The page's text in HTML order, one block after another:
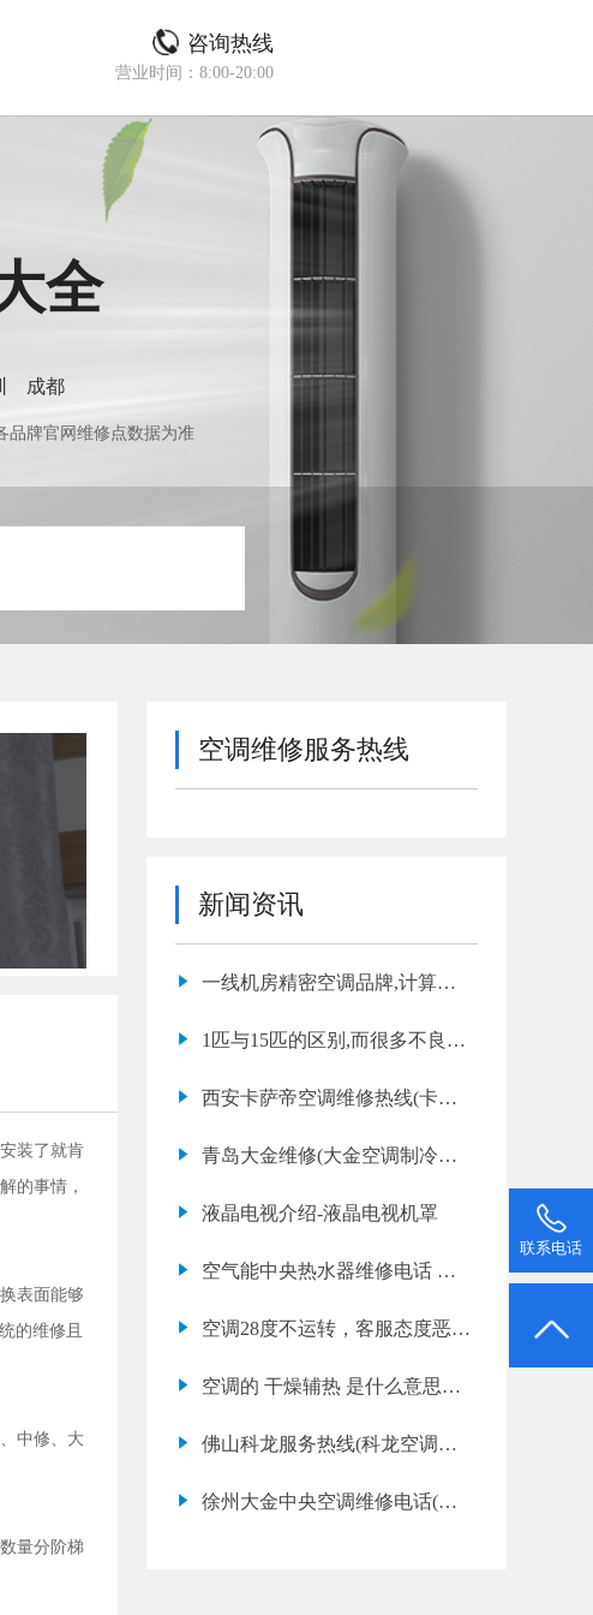
咨询热线
营业时间：8:00-20:00
全
成都
品牌官网维修点数据为准
装了就肯
的事情，
表面能够
的维修且
中修、大
量分阶梯
空调维修服务热线
新闻资讯
一线机房精密空调品牌,计算机
1匹与15匹的区别,而很多不良商
西安卡萨帝空调维修热线(卡萨
青岛大金维修(大金空调制冷效
液晶电视介绍-液晶电视机罩
空气能中央热水器维修电话 空
空调28度不运转，客服态度恶
空调的 干燥辅热 是什么意思？
佛山科龙服务热线(科龙空调维
徐州大金中央空调维修电话(大
联系电话